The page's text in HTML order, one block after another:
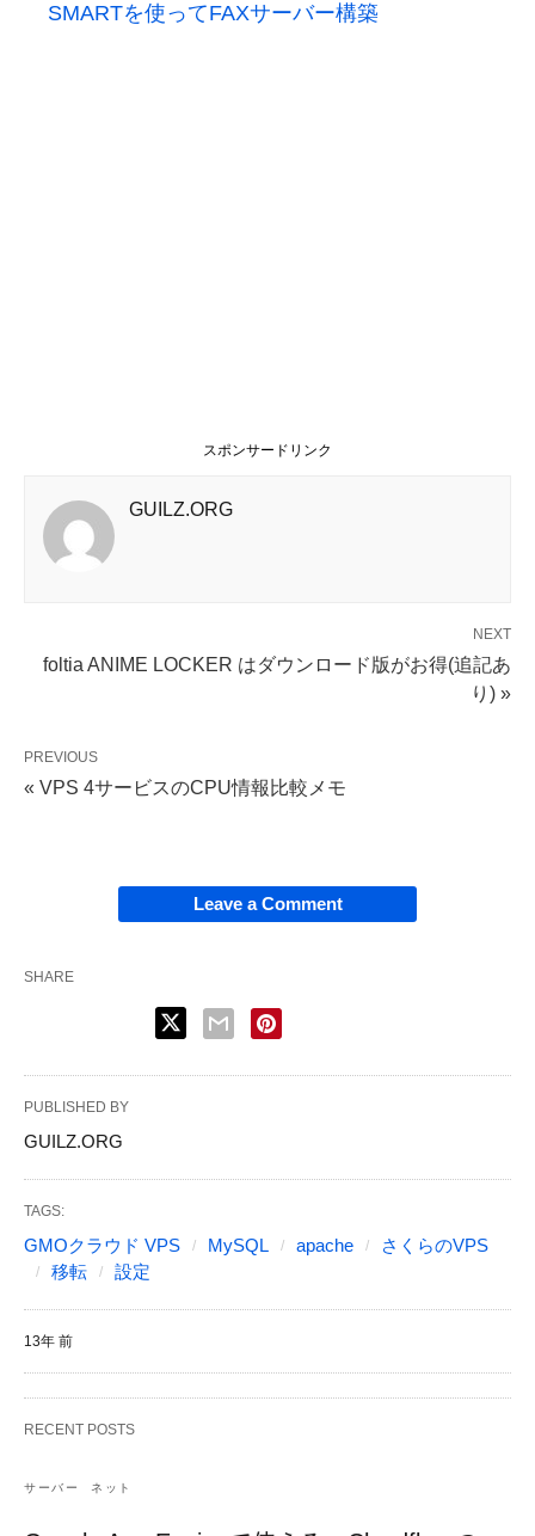
SMARTを使ってFAXサーバー構築
スポンサードリンク
GUILZ.ORG
NEXT
foltia ANIME LOCKER はダウンロード版がお得(追記あ
り) »
PREVIOUS
« VPS 4サービスのCPU情報比較メモ
Leave a Comment
SHARE
PUBLISHED BY
GUILZ.ORG
TAGS:
GMOクラウド VPS MySQL apache
さくらのVPS
移転
設定
13年 前
RECENT POSTS
サーバー ネット